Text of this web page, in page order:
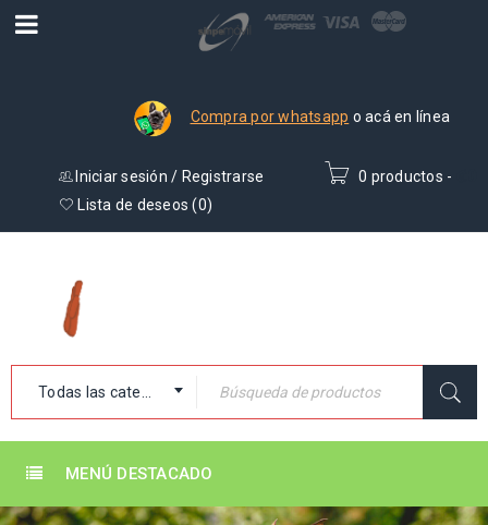
Compra por whatsapp o acá en línea
0 productos -
Iniciar sesión / Registrarse
Lista de deseos (0)
Todas las categorías
MENÚ DESTACADO